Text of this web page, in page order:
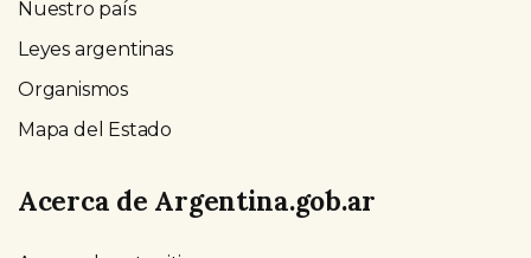
Nuestro país
Leyes argentinas
Organismos
Mapa del Estado
Acerca de Argentina.gob.ar